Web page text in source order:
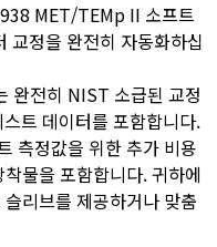
MET/TEMp II 소프트
교정을 완전히 자동화하십
완전히 NIST 소급된 교정
트 데이터를 포함합니다.
측정값을 위한 추가 비용
물을 포함합니다. 귀하에
리브를 제공하거나 맞춤